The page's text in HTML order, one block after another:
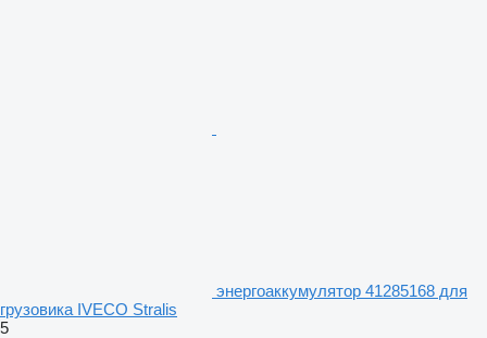
энергоаккумулятор 41285168 для
грузовика IVECO Stralis
5